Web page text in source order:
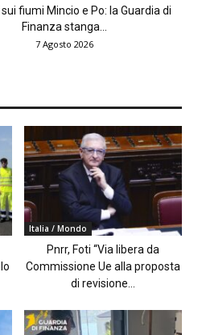
fiumi Mincio e Po: la Guardia di
Finanza stanga...
7 Agosto 2026
Italia / Mondo
Pnrr, Foti “Via libera da
Commissione Ue alla proposta
di revisione...